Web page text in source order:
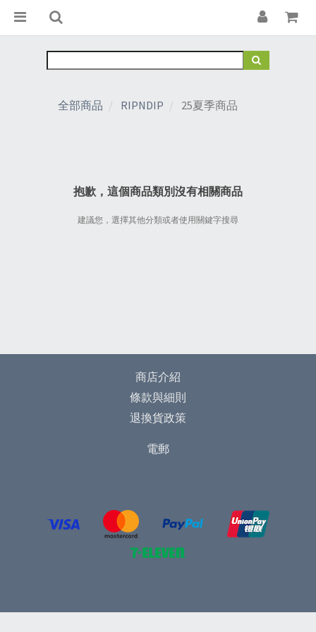
全部商品 RIPNDIP 25夏季商品
抱歉，這個商品類別沒有相關商品
建議您，選擇其他分類或者使用關鍵字搜尋
商店介紹
條款與細則
退換貨政策
電郵